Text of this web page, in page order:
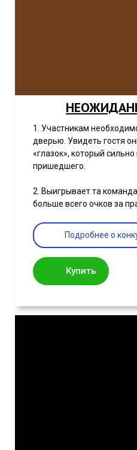
1. Участникам
дверью. Увидеть гостя
«глазок», который
пришедшего.
2. Выигрывает та
больше всего очков за
Подробнее о
Купить